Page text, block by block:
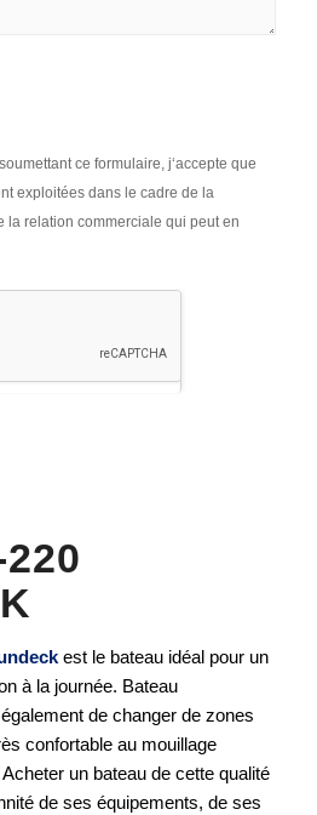
ce formulaire, j‘accepte que
exploitées dans le cadre de la
la relation commerciale qui peut en
est le bateau idéal pour un
à la journée. Bateau
de changer de zones
confortable au mouillage
un bateau de cette qualité
de ses équipements, de ses